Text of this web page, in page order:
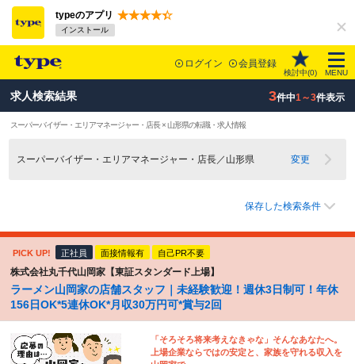
typeのアプリ
インストール
ログイン 会員登録
検討中(0) MENU
求人検索結果 3件中1～3件表示
スーパーバイザー・エリアマネージャー・店長 × 山形県の転職・求人情報
スーパーバイザー・エリアマネージャー・店長／山形県 変更
保存した検索条件
PICK UP! 正社員 面接情報有 自己PR不要
株式会社丸千代山岡家【東証スタンダード上場】
ラーメン山岡家の店舗スタッフ｜未経験歓迎！週休3日制可！年休
156日OK*5連休OK*月収30万円可*賞与2回
「そろそろ将来考えなきゃな」そんなあなたへ。
上場企業ならではの安定と、家族を守れる収入を